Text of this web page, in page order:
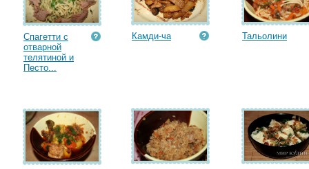
Спагетти с
отварной
телятиной и
Песто...
Камди-ча Тальолини